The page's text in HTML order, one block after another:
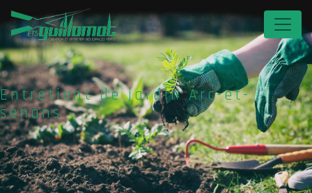
Panneau de gestion des cookies
Entretient de jardin Arc-et-
senans